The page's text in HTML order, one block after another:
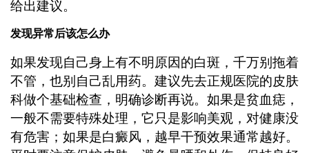
给出建议。
发现异常后该怎么办
如果发现自己身上有不明原因的白斑，千万别拖着
不管，也别自己乱用药。建议先去正规医院的皮肤
科做个基础检查，明确诊断再说。如果是贫血痣，
一般不需要特殊处理，它只是影响美观，对健康没
有危害；如果是白癜风，越早干预效果通常越好。